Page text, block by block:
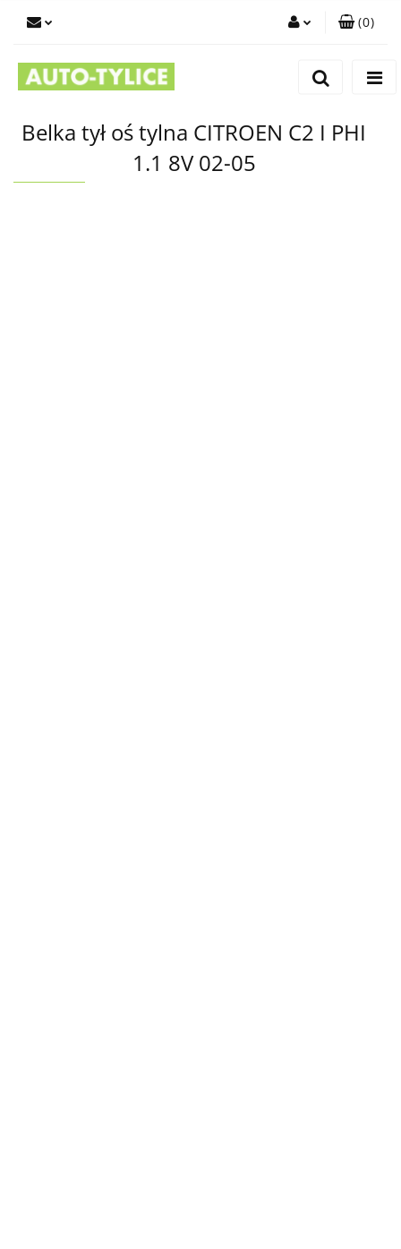
Dodaj zgłoszenie
(0)
Belka tył oś tylna CITROEN C2 I PHI
1.1 8V 02-05